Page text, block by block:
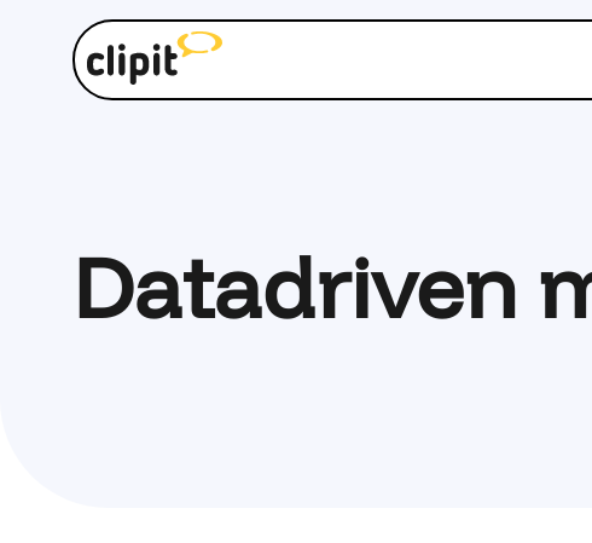
Datadriven